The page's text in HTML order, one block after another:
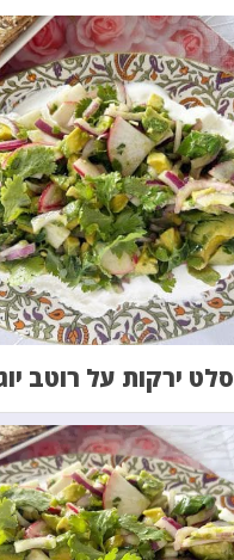
סלט ירקות על רוטב